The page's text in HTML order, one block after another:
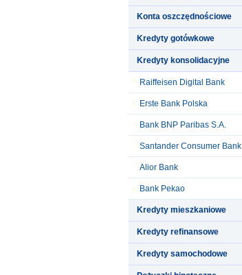
Konta oszczędnościowe
Kredyty gotówkowe
Kredyty konsolidacyjne
Raiffeisen Digital Bank
Erste Bank Polska
Bank BNP Paribas S.A.
Santander Consumer Bank
Alior Bank
Bank Pekao
Kredyty mieszkaniowe
Kredyty refinansowe
Kredyty samochodowe